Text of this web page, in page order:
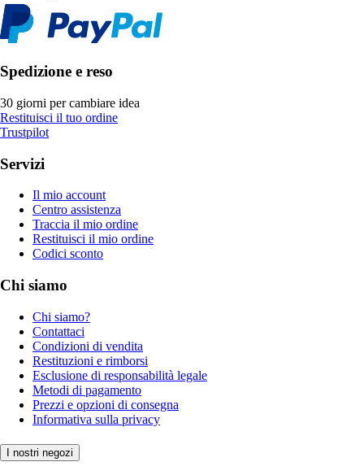
Spedizione e reso
30 giorni per cambiare idea
Restituisci il tuo ordine
Trustpilot
Servizi
Il mio account
Centro assistenza
Traccia il mio ordine
Restituisci il mio ordine
Codici sconto
Chi siamo
Chi siamo?
Contattaci
Condizioni di vendita
Restituzioni e rimborsi
Esclusione di responsabilità legale
Metodi di pagamento
Prezzi e opzioni di consegna
Informativa sulla privacy
I nostri negozi